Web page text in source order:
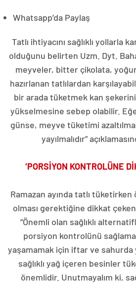
Whatsapp’da Paylaş
Tatlı ihtiyacını sağlıklı yollarla
olduğunu belirten Uzm. Dyt.
meyveler, bitter çikolata,
hazırlanan tatlılardan
bir arada tüketmek kan
yükselmesine sebep olabilir.
günse, meyve tüketimi
yayılmalıdır”
‘PORSİYON KONTROLÜNE
Ramazan ayında tatlı
olması gerektiğine dikkat
“Önemli olan sağlıklı
porsiyon kontrolünü
yaşamamak için iftar ve
sağlıklı yağ içeren besinler
önemlidir. Unutmayalım ki,